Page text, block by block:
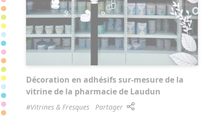
Décoration en adhésifs sur-mesure de la
vitrine de la pharmacie de Laudun
#Vitrines & Fresques Partager